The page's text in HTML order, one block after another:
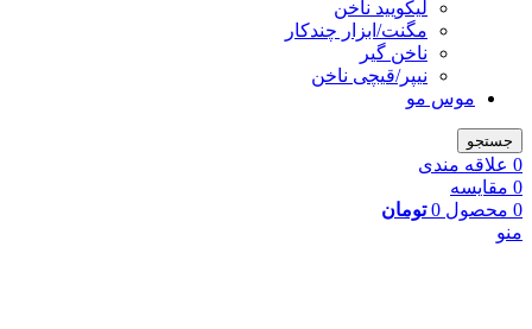
لیکوييد ناخن
مگنت/ابزار چندکار
ناخن گیر
نیپر/قیچی ناخن
موس مو
جستجو
0 علاقه مندی
0 مقایسه
0 محصول 0 تومان
منو